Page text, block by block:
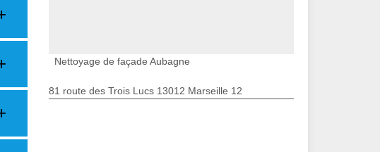
Nettoyage de façade Aubagne
81 route des Trois Lucs 13012 Marseille 12